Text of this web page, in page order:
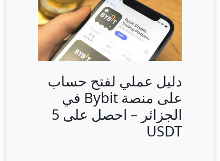
دليل عملي لفتح حساب
على منصة Bybit في
الجزائر – احصل على 5
USDT